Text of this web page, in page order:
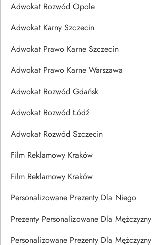
Adwokat Rozwód Opole
Adwokat Karny Szczecin
Adwokat Prawo Karne Szczecin
Adwokat Prawo Karne Warszawa
Adwokat Rozwód Gdańsk
Adwokat Rozwód Łódź
Adwokat Rozwód Szczecin
Film Reklamowy Kraków
Film Reklamowy Kraków
Personalizowane Prezenty Dla Niego
Prezenty Personalizowane Dla Mężczyzny
Personalizowane Prezenty Dla Mężczyzny